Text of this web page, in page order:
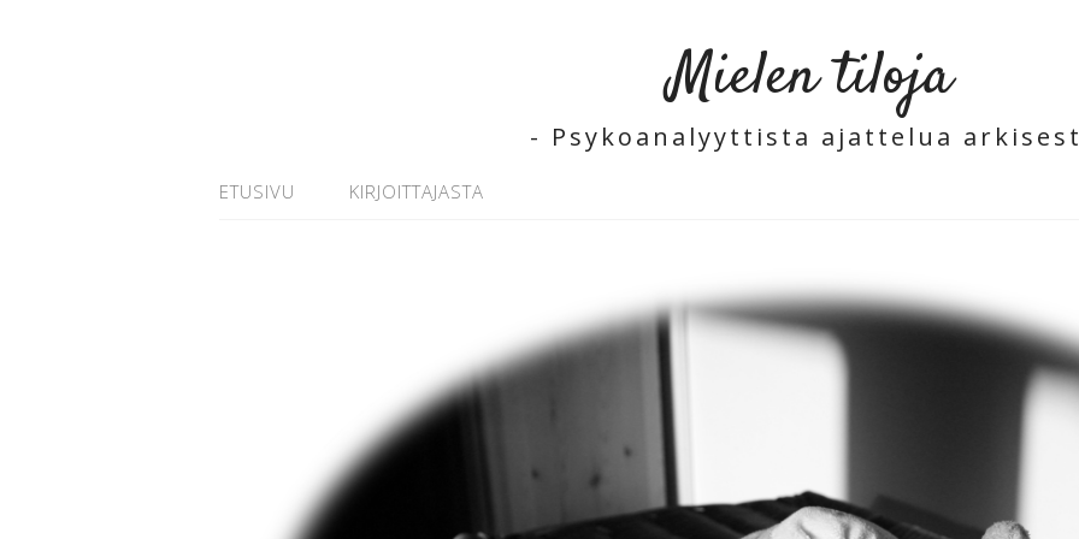
Mielen tiloja
- Psykoanalyyttista ajattelua
ETUSIVU KIRJOITTAJASTA